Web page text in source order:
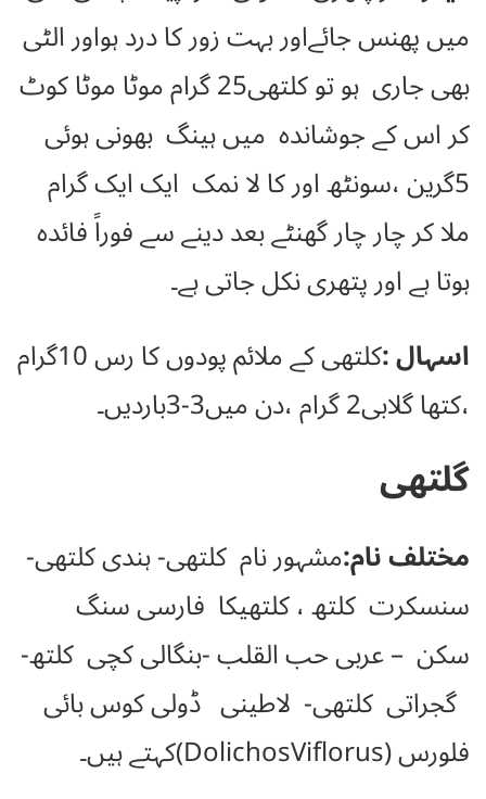
میں پھنس جائےاور بہت زور کا درد ہواور الٹی
بھی جاری ہو تو کلتھی25 گرام موٹا موٹا کوٹ
کر اس کے جوشاندہ میں ہینگ بھونی ہوئی
5گرین ،سونٹھ اور کا لا نمک ایک ایک گرام
ملا کر چار چار گھنٹے بعد دینے سے فوراً فائدہ
ہوتا ہے اور پتھری نکل جاتی ہے۔
اسہال :
کلتھی کے ملائم پودوں کا رس 10گرام
،کتھا گلابی2 گرام ،دن میں3-3باردیں۔
گلتھی
مختلف نام:مشہور نام کلتھی- ہندی کلتھی-
سنسکرت کلتھ ، کلتھیکا فارسی سنگ
سکن – عربی حب القلب -بنگالی کچی کلتھ-
گجراتی کلتھی- لاطینی ڈولی کوس بائی
فلورس (DolichosViflorus)کہتے ہیں۔